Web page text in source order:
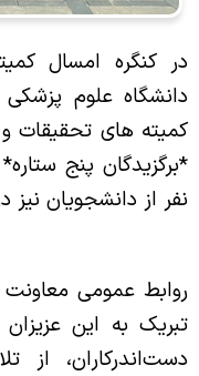
اداره علم‌سنجی دانشگاه
اداره کتب و انتشارات
ترجمان دانش دانشگاه
معرفی مدیر
کمیته تحقیقات و فناوری
معرفی سرپرست
وب سایت کمیته
شورای پژوهشی
اعضای شورای پژوهشی
در کنگره امسال
دانشگاه علوم
کمیته های تحقیقات
*برگزیدگان پنج
نفر از دانشجویان
روابط عمومی
تبریک به این
دست‌اندرکاران، از